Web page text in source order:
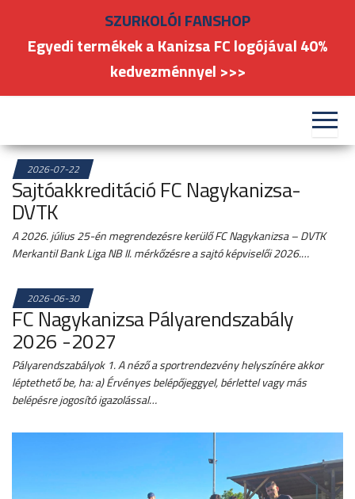
FC
#kanizsafoci
2026-07-22
Sajtóakkreditáció FC Nagykanizsa-
DVTK
A 2026. július 25-én megrendezésre kerülő FC Nagykanizsa – DVTK
Merkantil Bank Liga NB II. mérkőzésre a sajtó képviselői 2026.…
2026-06-30
FC Nagykanizsa Pályarendszabály
2026 -2027
Pályarendszabályok 1. A néző a sportrendezvény helyszínére akkor
léptethető be, ha: a) Érvényes belépőjeggyel, bérlettel vagy más
belépésre jogosító igazolással…
SZURKOLÓI FANSHOP
Egyedi termékek a Kanizsa FC logójával 40%
kedvezménnyel >>>